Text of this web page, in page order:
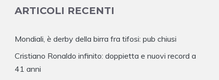
ARTICOLI RECENTI
Mondiali, è derby della birra fra tifosi: pub chiusi
Cristiano Ronaldo infinito: doppietta e nuovi record a
41 anni